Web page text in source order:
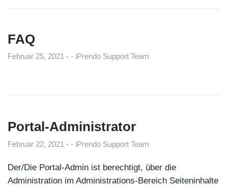
FAQ
Februar 25, 2021 iPrendo Support Team
Portal-Administrator
Februar 22, 2021 iPrendo Support Team
Der/Die Portal-Admin ist berechtigt, über die
Administration im Administrations-Bereich Seiteninhalte